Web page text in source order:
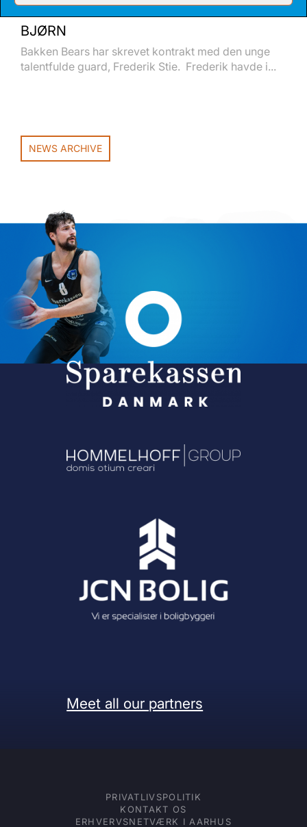
BJØRN
Bakken Bears har skrevet kontrakt med den unge
talentfulde guard, Frederik Stie. Frederik havde i...
NEWS ARCHIVE
Meet all our partners
PRIVATLIVSPOLITIK
KONTAKT OS
ERHVERVSNETVÆRK I AARHUS